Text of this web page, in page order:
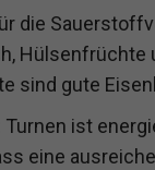
die
Hülsenfrüchte
sind gute
Turnen ist
eine